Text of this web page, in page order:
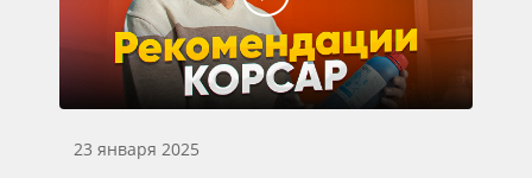
23 января 2025